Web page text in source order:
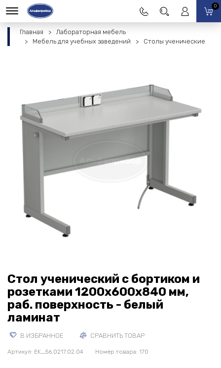
0
Главная
Лабораторная мебель
Мебель для учебных заведений
Столы ученические
Стол ученический с бортиком и
розетками 1200х600х840 мм,
раб. поверхность - белый
ламинат
В ИЗБРАННОЕ СРАВНИТЬ ТОВАР
Артикул: EK_56.0217.02.04 Номер товара: 170